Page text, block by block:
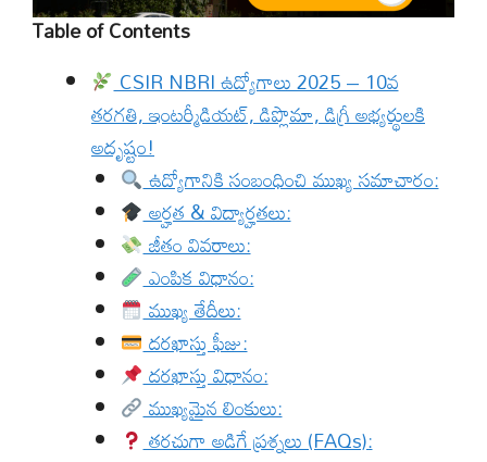
Table of Contents
CSIR NBRI ఉద్యోగాలు 2025 – 10వ
తరగతి, ఇంటర్మీడియట్, డిప్లొమా, డిగ్రీ అభ్యర్థులకి
అదృష్టం!
ఉద్యోగానికి సంబంధించి ముఖ్య సమాచారం:
అర్హత & విద్యార్హతలు:
జీతం వివరాలు:
ఎంపిక విధానం:
ముఖ్య తేదీలు:
దరఖాస్తు ఫీజు:
దరఖాస్తు విధానం:
ముఖ్యమైన లింకులు:
తరచుగా అడిగే ప్రశ్నలు (FAQs):